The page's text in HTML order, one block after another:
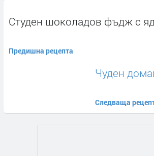
Студен шоколадов фъдж с
Предишна рецепта
Чуден
Следваща